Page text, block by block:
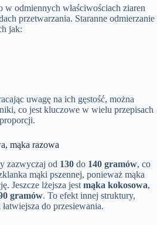
w odmiennych właściwościach ziaren
przetwarzania. Staranne odmierzanie
jak:
uwagę na ich gęstość, można
co jest kluczowe w wielu przepisach
mąka razowa
zazwyczaj od 130 do 140 gramów, co
mąki pszennej, ponieważ mąka
Jeszcze lżejsza jest mąka kokosowa,
gramów. To efekt innej struktury,
do przesiewania.